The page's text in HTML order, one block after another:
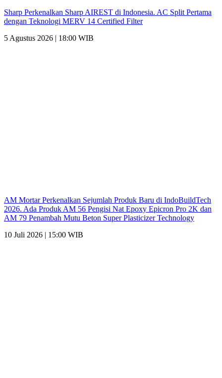
Sharp Perkenalkan Sharp AIREST di Indonesia. AC Split Pertama
dengan Teknologi MERV 14 Certified Filter
5 Agustus 2026 | 18:00 WIB
AM Mortar Perkenalkan Sejumlah Produk Baru di IndoBuildTech
2026. Ada Produk AM 56 Pengisi Nat Epoxy Epicron Pro 2K dan
AM 79 Penambah Mutu Beton Super Plasticizer Technology
10 Juli 2026 | 15:00 WIB